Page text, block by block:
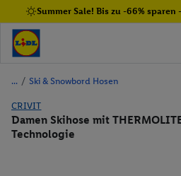
Summer Sale! Bis zu -66%
/ Ski & Snowbord Hosen
CRIVIT
Damen Skihose mit
Technologie